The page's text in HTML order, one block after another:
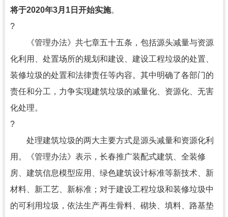
将于2020年3月1日开始实施。
?
《管理办法》共七章五十五条，包括源头减量与资源
化利用、处置场所的规划和建设、建设工程垃圾的处置、
装修垃圾的处置和法律责任等内容。其中明确了各部门的
责任和分工，力争实现建筑垃圾的减量化、资源化、无害
化处理。
?
处理建筑垃圾的两大主要方式是源头减量和资源化利
用。《管理办法》表示，长春推广装配式建筑、全装修
房、建筑信息模型应用、绿色建筑设计标准等新技术、新
材料、新工艺、新标准；对于建设工程垃圾和装修垃圾中
的可利用垃圾，依法生产再生骨料、砌块、填料、路基垫